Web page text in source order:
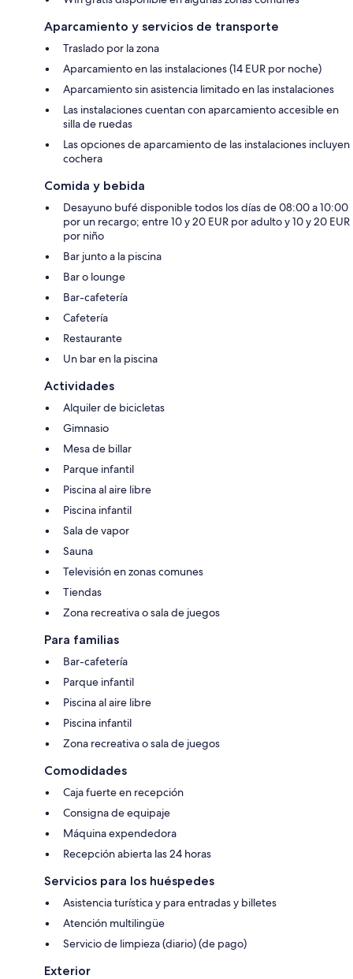
Aparcamiento y servicios de transporte
Traslado por la zona
Aparcamiento en las instalaciones (14 EUR por noche)
Aparcamiento sin asistencia limitado en las instalaciones
Las instalaciones cuentan con aparcamiento accesible en
silla de ruedas
Las opciones de aparcamiento de las instalaciones incluyen
cochera
Comida y bebida
Desayuno bufé disponible todos los días de 08:00 a 10:00
por un recargo; entre 10 y 20 EUR por adulto y 10 y 20 EUR
por niño
Bar junto a la piscina
Bar o lounge
Bar-cafetería
Cafetería
Restaurante
Un bar en la piscina
Actividades
Alquiler de bicicletas
Gimnasio
Mesa de billar
Parque infantil
Piscina al aire libre
Piscina infantil
Sala de vapor
Sauna
Televisión en zonas comunes
Tiendas
Zona recreativa o sala de juegos
Para familias
Bar-cafetería
Parque infantil
Piscina al aire libre
Piscina infantil
Zona recreativa o sala de juegos
Comodidades
Caja fuerte en recepción
Consigna de equipaje
Máquina expendedora
Recepción abierta las 24 horas
Servicios para los huéspedes
Asistencia turística y para entradas y billetes
Atención multilingüe
Servicio de limpieza (diario) (de pago)
Exterior